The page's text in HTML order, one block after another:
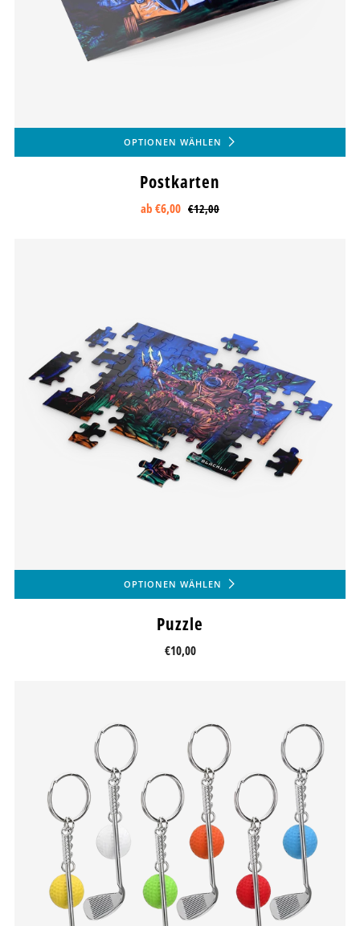
OPTIONEN WÄHLEN
Postkarten
ab €6,00 €12,00
OPTIONEN WÄHLEN
Puzzle
€10,00